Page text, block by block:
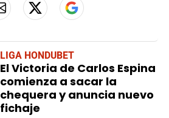
LIGA HONDUBET
El Victoria de Carlos Espina
comienza a sacar la
chequera y anuncia nuevo
fichaje